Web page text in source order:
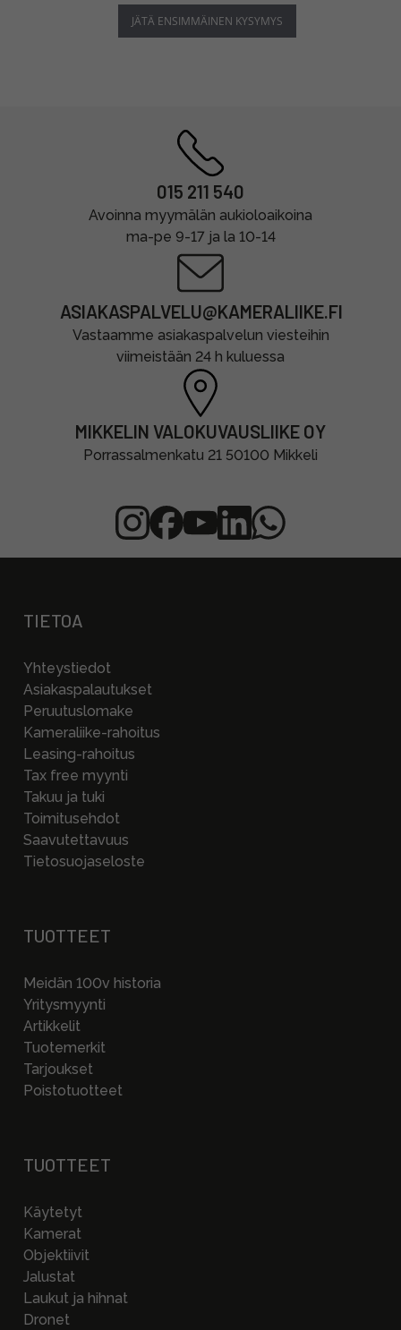
JÄTÄ ENSIMMÄINEN KYSYMYS
015 211 540
Avoinna myymälän aukioloaikoina
ma-pe 9-17 ja la 10-14
ASIAKASPALVELU@KAMERALIIKE.FI
Vastaamme asiakaspalvelun viesteihin
viimeistään 24 h kuluessa
MIKKELIN VALOKUVAUSLIIKE OY
Porrassalmenkatu 21 50100 Mikkeli
TIETOA
Yhteystiedot
Asiakaspalautukset
Peruutuslomake
Kameraliike-rahoitus
Leasing-rahoitus
Tax free myynti
Takuu ja tuki
Toimitusehdot
Saavutettavuus
Tietosuojaseloste
TUOTTEET
Meidän 100v historia
Yritysmyynti
Artikkelit
Tuotemerkit
Tarjoukset
Poistotuotteet
TUOTTEET
Käytetyt
Kamerat
Objektiivit
Jalustat
Laukut ja hihnat
Dronet